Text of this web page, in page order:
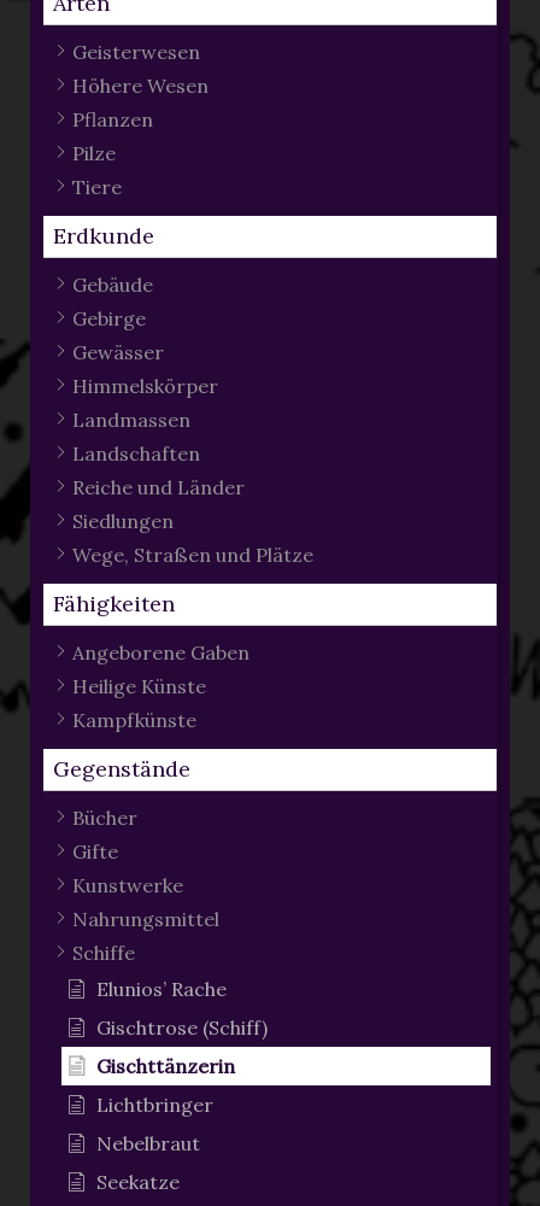
Geisterwesen
Höhere Wesen
Pflanzen
Pilze
Tiere
Erdkunde
Gebäude
Gebirge
Gewässer
Himmelskörper
Landmassen
Landschaften
Reiche und Länder
Siedlungen
Wege, Straßen und Plätze
Fähigkeiten
Angeborene Gaben
Heilige Künste
Kampfkünste
Gegenstände
Bücher
Gifte
Kunstwerke
Nahrungsmittel
Schiffe
Elunios’ Rache
Gischtrose (Schiff)
Gischttänzerin
Lichtbringer
Nebelbraut
Seekatze